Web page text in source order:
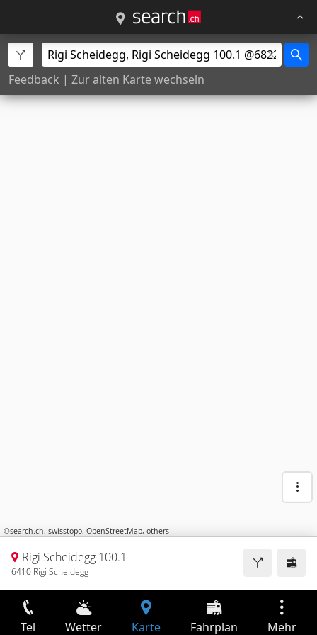
Feedback | Zur alten Karte wechseln
©search.ch, swisstopo, OpenStreetMap, others
Rigi Scheidegg 100.1
6410 Rigi Scheidegg
Tel Wetter Karte Fahrplan Mehr